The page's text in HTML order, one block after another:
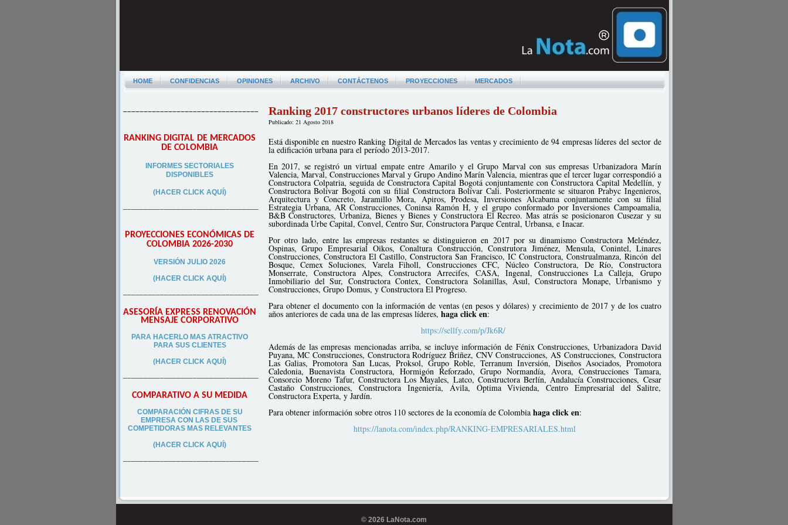
HOME CONFIDENCIAS OPINIONES ARCHIVO CONTÁCTENOS PROYECCIONES MERCADOS
–––––––––––––––––––––––––––––––––
RANKING DIGITAL DE MERCADOS
DE COLOMBIA
INFORMES SECTORIALES
DISPONIBLES
(HACER CLICK AQUÍ)
–––––––––––––––––––––––––––––––––
PROYECCIONES ECONÓMICAS DE
COLOMBIA 2026-2030
VERSIÓN JULIO 2026
(HACER CLICK AQUÍ)
–––––––––––––––––––––––––––––––––
ASESORÍA EXPRESS RENOVACIÓN
MENSAJE CORPORATIVO
PARA HACERLO MAS ATRACTIVO
PARA SUS CLIENTES
(HACER CLICK AQUÍ)
–––––––––––––––––––––––––––––––––
COMPARATIVO A SU MEDIDA
COMPARACIÓN CIFRAS DE SU
EMPRESA CON LAS DE SUS
COMPETIDORAS MAS RELEVANTES
(HACER CLICK AQUÍ)
–––––––––––––––––––––––––––––––––
Ranking 2017 constructores urbanos líderes de Colombia
Publicado: 21 Agosto 2018
Está disponible en nuestro Ranking Digital de Mercados las ventas y crecimiento de 94 empresas líderes del sector de
la edificación urbana para el período 2013-2017.
En 2017, se registró un virtual empate entre Amarilo y el Grupo Marval con sus empresas Urbanizadora Marín
Valencia, Marval, Construcciones Marval y Grupo Andino Marín Valencia, mientras que el tercer lugar correspondió a
Constructora Colpatria, seguida de Constructora Capital Bogotá conjuntamente con Constructora Capital Medellín, y
Constructora Bolívar Bogotá con su filial Constructora Bolívar Cali. Posteriormente se situaron Prabyc Ingenieros,
Arquitectura y Concreto, Jaramillo Mora, Apiros, Prodesa, Inversiones Alcabama conjuntamente con su filial
Estrategia Urbana, AR Construcciones, Coninsa Ramón H, y el grupo conformado por Inversiones Campoamalia,
B&B Constructores, Urbaniza, Bienes y Bienes y Constructora El Recreo. Mas atrás se posicionaron Cusezar y su
subordinada Urbe Capital, Convel, Centro Sur, Constructora Parque Central, Urbansa, e Inacar.
Por otro lado, entre las empresas restantes se distinguieron en 2017 por su dinamismo Constructora Meléndez,
Ospinas, Grupo Empresarial Oikos, Conaltura Construcción, Construtora Jiménez, Mensula, Conintel, Linares
Construcciones, Constructora El Castillo, Constructora San Francisco, IC Constructora, Construalmanza, Rincón del
Bosque, Cemex Soluciones, Varela Fiholl, Construcciones CFC, Núcleo Constructora, De Río, Constructora
Monserrate, Constructora Alpes, Constructora Arrecifes, CASA, Ingenal, Construcciones La Calleja, Grupo
Inmobiliario del Sur, Constructora Contex, Constructora Solanillas, Asul, Constructora Monape, Urbanismo y
Construcciones, Grupo Domus, y Constructora El Progreso.
Para obtener el documento con la información de ventas (en pesos y dólares) y crecimiento de 2017 y de los cuatro
años anteriores de cada una de las empresas líderes, haga click en:
https://sellfy.com/p/Jk6R/
Además de las empresas mencionadas arriba, se incluye información de Fénix Construcciones, Urbanizadora David
Puyana, MC Construcciones, Constructora Rodríguez Briñez, CNV Construcciones, AS Construcciones, Constructora
Las Galias, Promotora San Lucas, Proksol, Grupo Roble, Terranum Inversión, Diseños Asociados, Promotora
Caledonia, Buenavista Constructora, Hormigón Reforzado, Grupo Normandía, Avora, Construcciones Tamara,
Consorcio Moreno Tafur, Constructora Los Mayales, Latco, Constructora Berlín, Andalucía Construcciones, Cesar
Castaño Construcciones, Constructora Ingeniería, Ávila, Óptima Vivienda, Centro Empresarial del Salitre,
Constructora Experta, y Jardín.
Para obtener información sobre otros 110 sectores de la economía de Colombia haga click en:
https://lanota.com/index.php/RANKING-EMPRESARIALES.html
© 2026 LaNota.com